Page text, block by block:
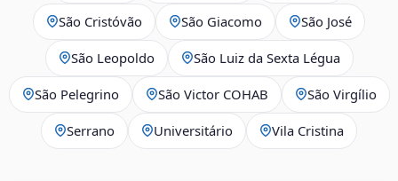
São Cristóvão São Giacomo São José
São Leopoldo São Luiz da Sexta Légua
São Pelegrino São Victor COHAB São Virgílio
Serrano Universitário Vila Cristina